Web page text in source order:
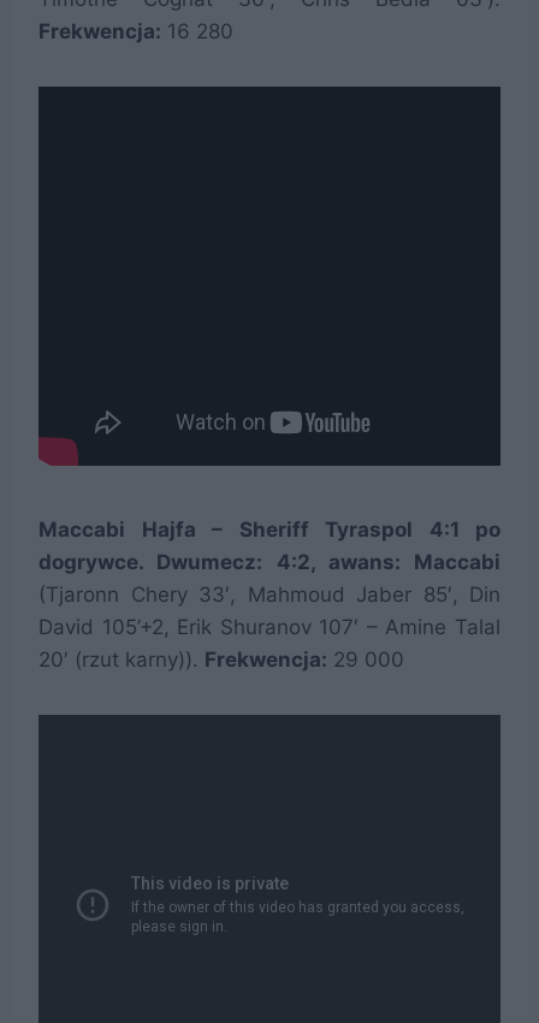
Frekwencja: 16 280
Maccabi Hajfa – Sheriff Tyraspol 4:1 po
dogrywce. Dwumecz: 4:2, awans: Maccabi
(Tjaronn Chery 33′, Mahmoud Jaber 85′, Din
David 105’+2, Erik Shuranov 107′ – Amine Talal
20′ (rzut karny)). Frekwencja: 29 000